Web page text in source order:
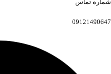
شماره تماس
09121490647